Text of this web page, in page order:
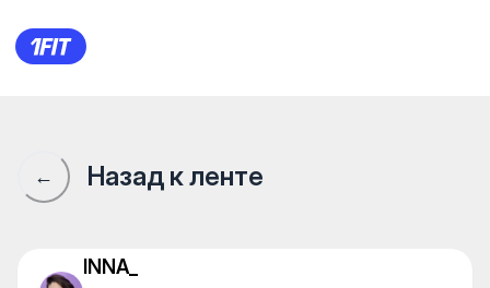
VM GYM — Individual classes
← Назад к ленте
INNA_